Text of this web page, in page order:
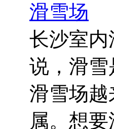
滑雪场
长沙室
说，滑
滑雪场
属。想